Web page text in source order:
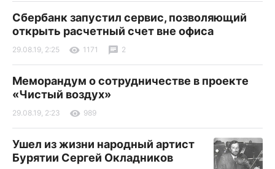
Сбербанк запустил сервис, позволяющий
открыть расчетный счет вне офиса
29.08.19, 2:25 1171 2
Меморандум о сотрудничестве в проекте
«Чистый воздух»
29.08.19, 2:23 989
Ушел из жизни народный артист
Бурятии Сергей Окладников